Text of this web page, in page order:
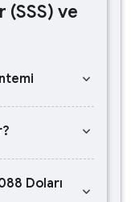
(SSS) ve
keyboard_arrow_down
keyboard_arrow_down
Doları
keyboard_arrow_down